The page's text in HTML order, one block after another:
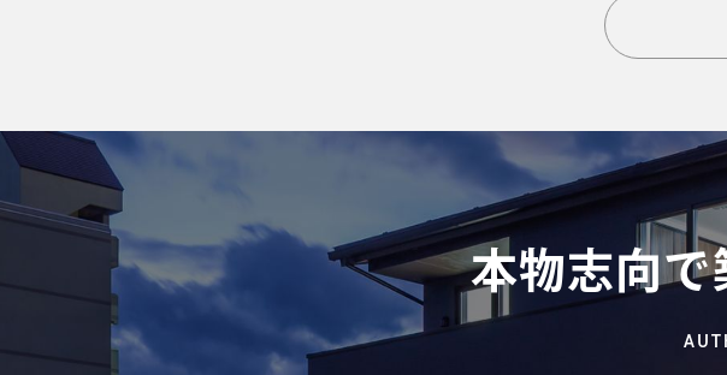
本物志向で